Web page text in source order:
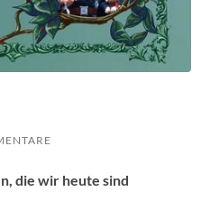
die wir heute sind